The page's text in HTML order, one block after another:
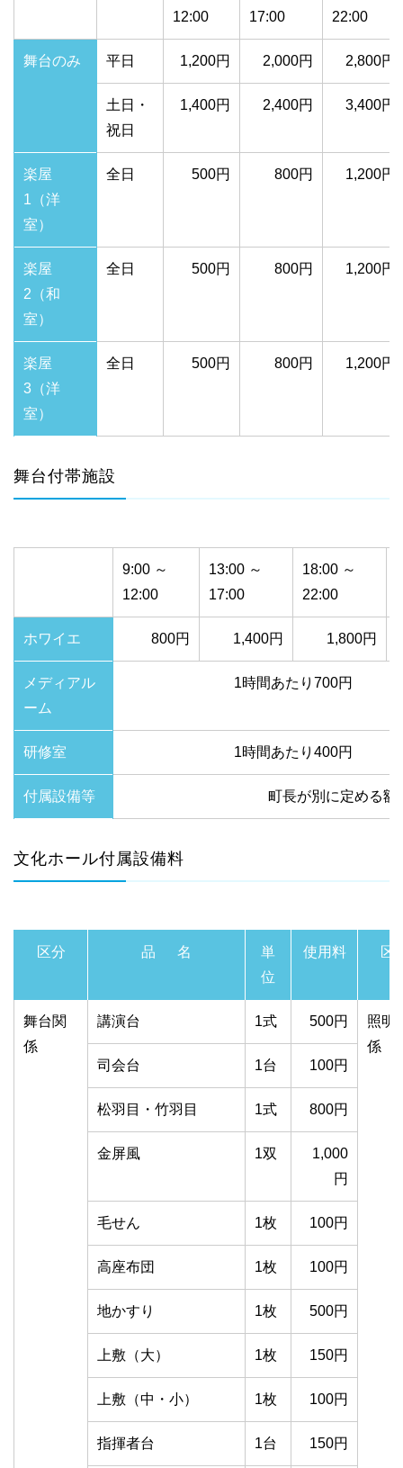
12:00
17:00
22:00
舞台のみ 平日 1,200円 2,000円 2,800円
土日・
祝日
1,400円 2,400円 3,400円
楽屋
1（洋
室）
全日 500円 800円 1,200円
楽屋
2（和
室）
全日 500円 800円 1,200円
楽屋
3（洋
室）
全日 500円 800円 1,200円
舞台付帯施設
9:00 ～
12:00
13:00 ～
17:00
18:00 ～
22:00
ホワイエ 800円 1,400円 1,800円
メディアル
ーム
1時間あたり700円
研修室 1時間あたり400円
付属設備等 町長が別に定める額
文化ホール付属設備料
区分 品 名
単
位
使用料 区
舞台関
係
講演台 1式 500円
照明
係
司会台
1台 100円
松羽目・竹羽目 1式 800円
金屏風 1双
1,000
円
毛せん 1枚 100円
高座布団 1枚 100円
地かすり 1枚 500円
上敷（大） 1枚 150円
上敷（中・小） 1枚 100円
指揮者台 1台 150円